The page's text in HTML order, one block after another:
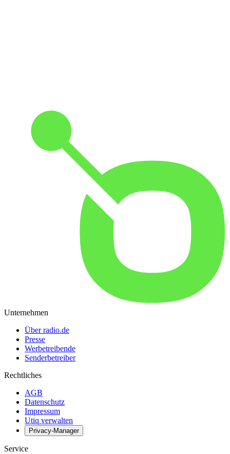
Unternehmen
Über radio.de
Presse
Werbetreibende
Senderbetreiber
Rechtliches
AGB
Datenschutz
Impressum
Utiq verwalten
Privacy-Manager
Service